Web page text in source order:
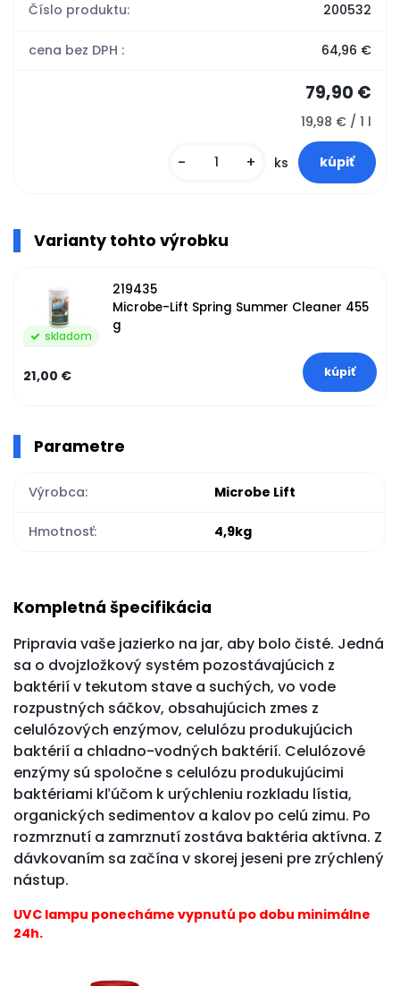
Číslo produktu: 200532
cena bez DPH : 64,96 €
79,90 €
19,98 € / 1 l
- + ks
Varianty tohto výrobku
219435
Microbe-Lift Spring Summer Cleaner 455
g
skladom
21,00 €
Kompletná špecifikácia
Pripravia vaše jazierko na jar, aby bolo čisté. Jedná
sa o dvojzložkový systém pozostávajúcich z
baktérií v tekutom stave a suchých, vo vode
rozpustných sáčkov, obsahujúcich zmes z
celulózových enzýmov, celulózu produkujúcich
baktérií a chladno-vodných baktérií. Celulózové
enzýmy sú spoločne s celulózu produkujúcimi
baktériami kľúčom k urýchleniu rozkladu lístia,
organických sedimentov a kalov po celú zimu. Po
rozmrznutí a zamrznutí zostáva baktéria aktívna. Z
dávkovaním sa začína v skorej jeseni pre zrýchlený
nástup.
UVC lampu ponecháme vypnutú po dobu minimálne
24h.
Parametre
Výrobca: Microbe Lift
Hmotnosť: 4,9kg